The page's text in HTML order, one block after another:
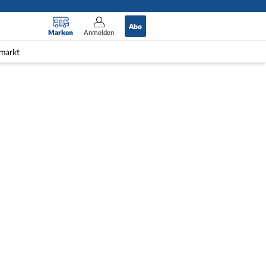
Marken Anmelden
Abo